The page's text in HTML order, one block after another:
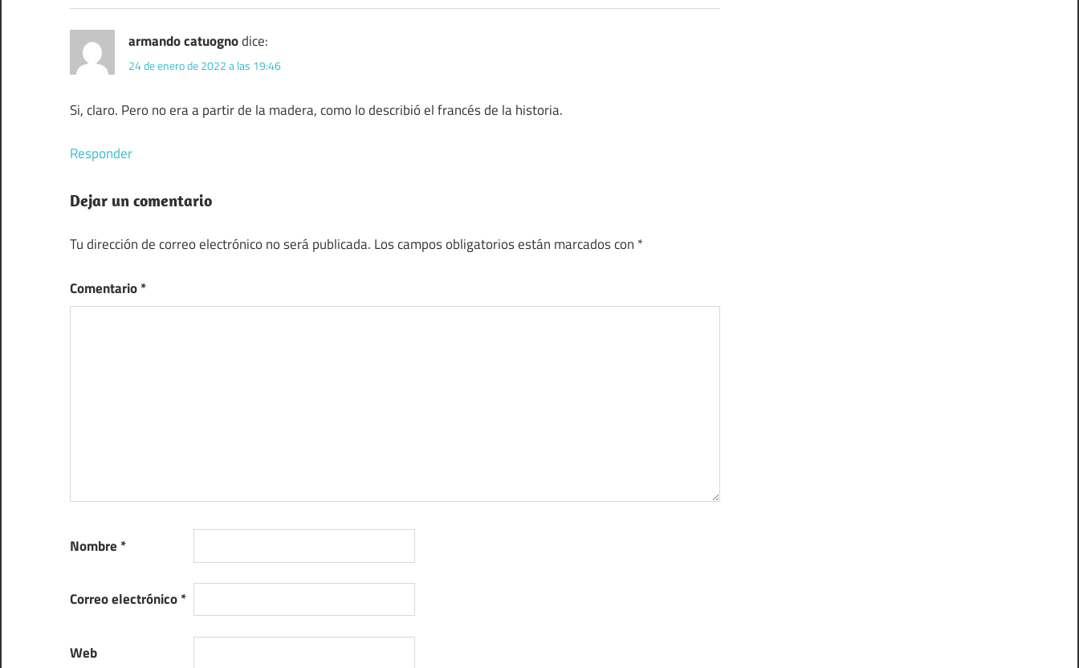
armando catuognodice:
24 de enero de 2022 a las 19:46
Si, claro. Pero no era a partir de la madera, como lo describió el francés de la historia.
Responder
Dejar un comentario
Tu dirección de correo electrónico no será publicada. Los campos obligatorios están marcados con *
Comentario*
Nombre *
Correo electrónico*
Web